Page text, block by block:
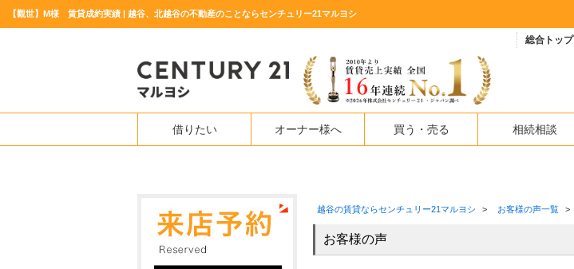
【觀世】M様 賃貸成約実績 | 越谷、北越谷の不動産のことならセンチュリー21マルヨシ
総合トップ
借りたい オーナー様へ 買う・売る 相続相談
越谷の賃貸ならセンチュリー21マルヨシ > お客様の声一覧 >
お客様の声